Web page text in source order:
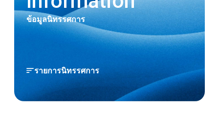
2023.06.22
[สินค้าใหม่] ขอแนะนำ TOYOBIO PRO HOSE
ผลิตภัณฑ์ที่เป็นมิตรต่อสิ่งแวดล้อมซึ่งผลิตจาก
2023.03.23
ข้อมูลนิทรรศการ
รายการนิทรรศการ